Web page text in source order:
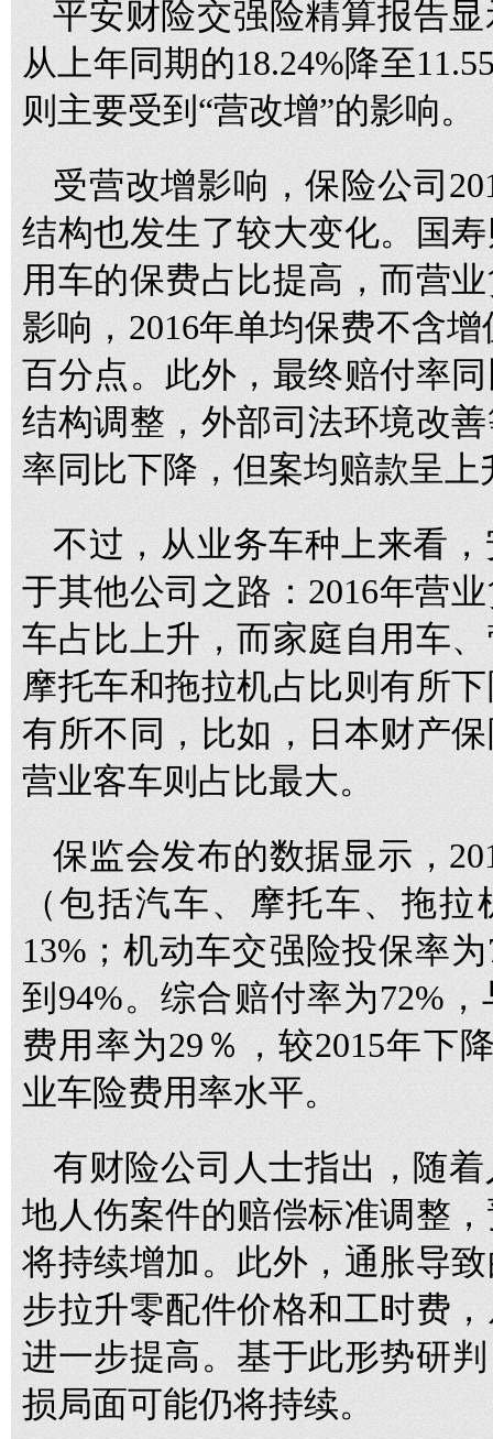
平安财险交强险精算报告
从上年同期的18.24%降至
则主要受到“营改增”的影响。
受营改增影响，保险公司
结构也发生了较大变化。国
用车的保费占比提高，而营
影响，2016年单均保费不含
百分点。此外，最终赔付率
结构调整，外部司法环境改
率同比下降，但案均赔款呈上
不过，从业务车种上来看
于其他公司之路：2016年营
车占比上升，而家庭自用车
摩托车和拖拉机占比则有所
有所不同，比如，日本财产
营业客车则占比最大。
保监会发布的数据显示，
（包括汽车、摩托车、拖
13%；机动车交强险投保率
到94%。综合赔付率为72%
费用率为29％，较2015年下
业车险费用率水平。
有财险公司人士指出，随
地人伤案件的赔偿标准调整
将持续增加。此外，通胀导
步拉升零配件价格和工时费
进一步提高。基于此形势研
损局面可能仍将持续。